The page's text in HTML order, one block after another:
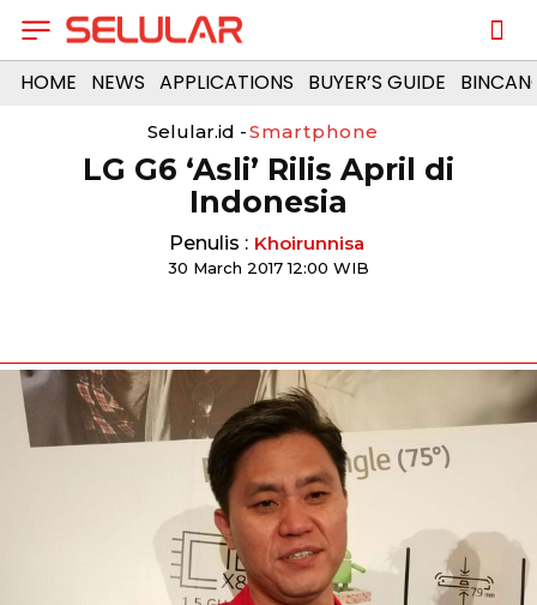
HOME NEWS APPLICATIONS BUYER’S GUIDE
Selular.id -Smartphone
LG G6 ‘Asli’ Rilis April di
Indonesia
Penulis : Khoirunnisa
30 March 2017 12:00 WIB